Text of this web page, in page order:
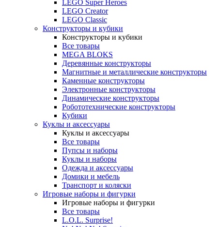
LEGO Super Heroes
LEGO Creator
LEGO Classic
Конструкторы и кубики
Конструкторы и кубики
Все товары
MEGA BLOKS
Деревянные конструкторы
Магнитные и металлические конструкторы
Каменные конструкторы
Электронные конструкторы
Динамические конструкторы
Робототехнические конструкторы
Кубики
Куклы и аксессуары
Куклы и аксессуары
Все товары
Пупсы и наборы
Куклы и наборы
Одежда и аксессуары
Домики и мебель
Транспорт и коляски
Игровые наборы и фигурки
Игровые наборы и фигурки
Все товары
L.O.L. Surprise!